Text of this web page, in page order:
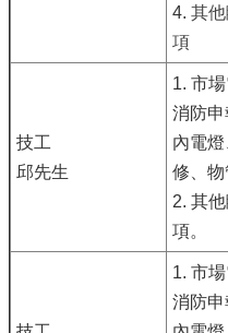
4. 其
項
技工
邱先生
1. 市場
消防
內電
修、物
2. 其
項。
1. 市場
消防